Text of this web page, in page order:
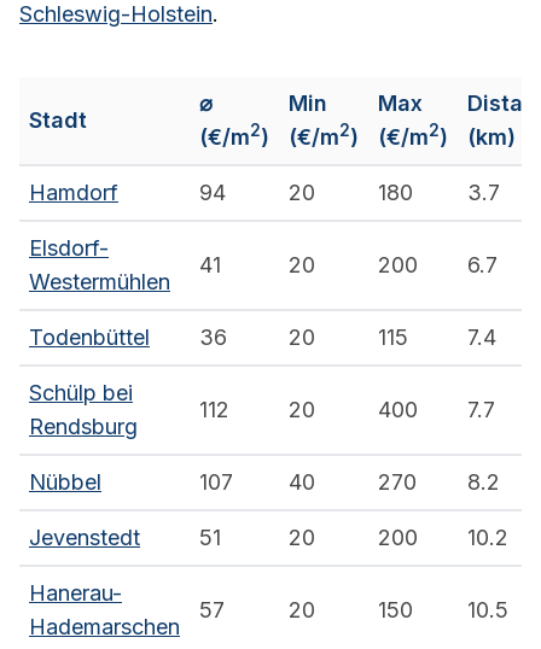
Schleswig-Holstein.
Stadt
⌀
(€/m2)
Min
(€/m2)
Max
(€/m2)
(km)
Hamdorf 94 20 180 3.7
Elsdorf-
Westermühlen
41 20 200 6.7
Todenbüttel 36 20 115 7.4
Schülp bei
Rendsburg
112 20 400 7.7
Nübbel 107 40 270 8.2
Jevenstedt 51 20 200 10.2
Hanerau-
Hademarschen
57 20 150 10.5